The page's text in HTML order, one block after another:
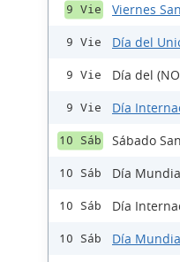
9 Vie Viernes
9 Vie Día del
9 Vie Día del
9 Vie Día
10 Sáb Sábado
10 Sáb Día
10 Sáb Día
10 Sáb Día